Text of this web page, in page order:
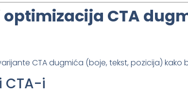
optimizacija CTA
CTA dugmića (boje, tekst, pozicija) kako
CTA-i